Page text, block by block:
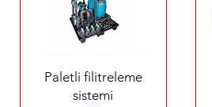
Γρήγορη προβολή
Paletli filitreleme
sistemi